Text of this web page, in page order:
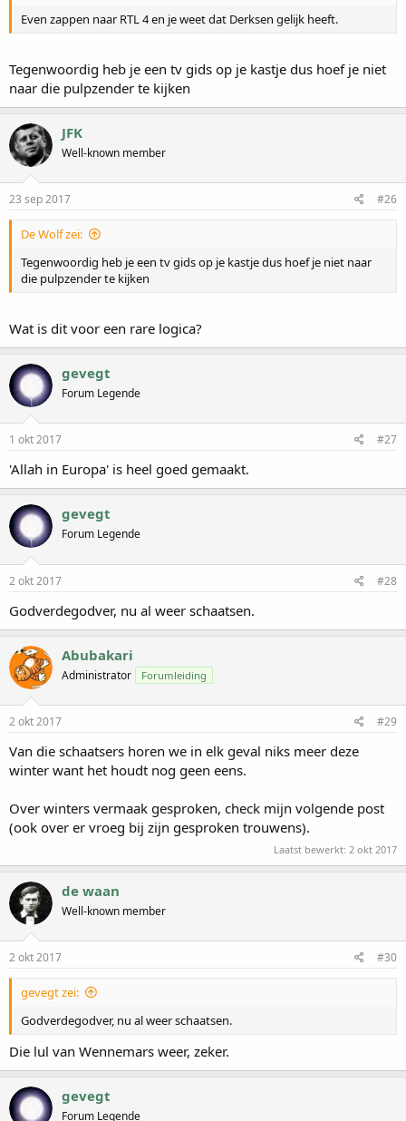
Even zappen naar RTL 4 en je weet dat Derksen gelijk heeft.
Tegenwoordig heb je een tv gids op je kastje dus hoef je niet
naar die pulpzender te kijken
JFK
Well-known member
23 sep 2017 #26
De Wolf zei:
Tegenwoordig heb je een tv gids op je kastje dus hoef je niet naar
die pulpzender te kijken
Wat is dit voor een rare logica?
gevegt
Forum Legende
1 okt 2017 #27
'Allah in Europa' is heel goed gemaakt.
gevegt
Forum Legende
2 okt 2017 #28
Godverdegodver, nu al weer schaatsen.
Abubakari
Administrator Forumleiding
2 okt 2017 #29
Van die schaatsers horen we in elk geval niks meer deze
winter want het houdt nog geen eens.
Over winters vermaak gesproken, check mijn volgende post
(ook over er vroeg bij zijn gesproken trouwens).
Laatst bewerkt: 2 okt 2017
de waan
Well-known member
2 okt 2017 #30
gevegt zei:
Godverdegodver, nu al weer schaatsen.
Die lul van Wennemars weer, zeker.
gevegt
Forum Legende